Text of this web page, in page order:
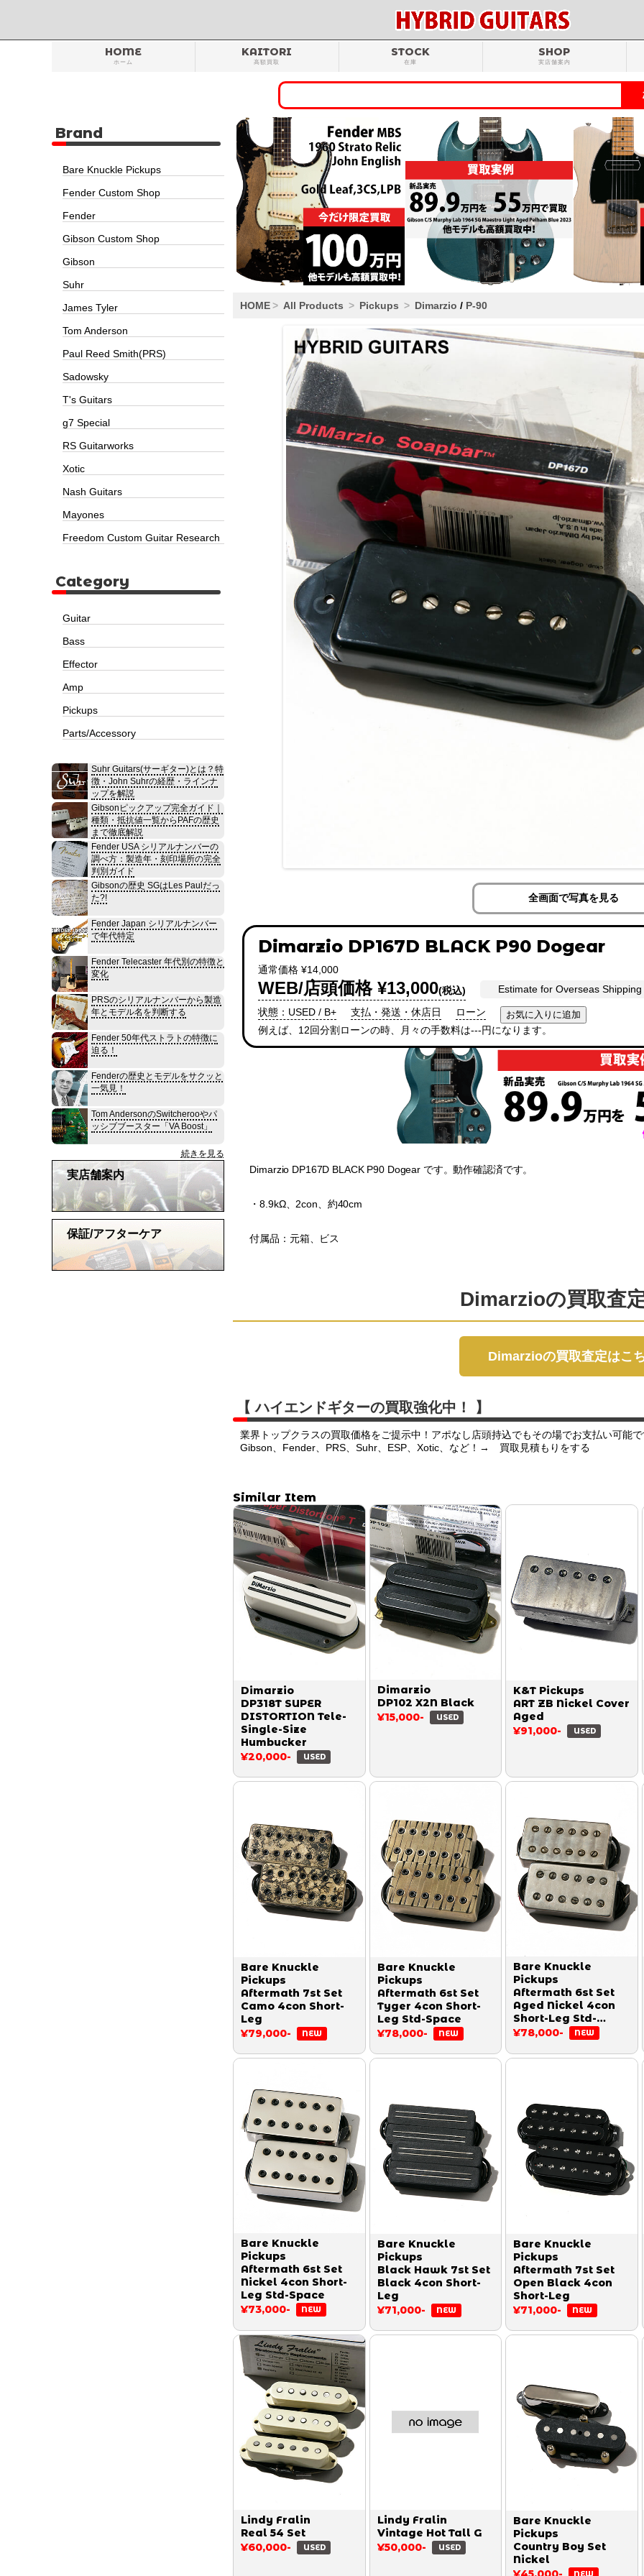
HOME
ホーム
KAITORI
高額買取
STOCK
在庫
SHOP
実店舗案内
HOME All Products Pickups Dimarzio / P-90
全画面で写真を見る
Dimarzio DP167D BLACK P90 Dogear
通常価格 ¥14,000
WEB/店頭価格 ¥13,000(税込)
Estimate for Overseas Shipping
状態：USED / B+
支払・発送・休店日
ローン
例えば、12回分割ローンの時、月々の手数料は---円になります。
Dimarzio DP167D BLACK P90 Dogear です。動作確認済です。
・8.9kΩ、2con、約40cm
付属品：元箱、ビス
Dimarzioの買取査
Dimarzioの買取査定はこ
【 ハイエンドギターの買取強化中！ 】
業界トップクラスの買取価格をご提示中！アポなし店頭持込でもその場でお支払い可能
Gibson、Fender、PRS、Suhr、ESP、Xotic、など！→ 買取見積もりをする
Similar Item
Dimarzio
DP318T SUPER
DISTORTION Tele-
Single-Size
Humbucker
¥20,000-
USED
Dimarzio
DP102 X2N Black
¥15,000-
USED
K&T Pickups
ART ZB Nickel Cover
Aged
¥91,000-
USED
Bare Knuckle
Pickups
Aftermath 7st Set
Camo 4con Short-
Leg
¥79,000-
NEW
Bare Knuckle
Pickups
Aftermath 6st Set
Tyger 4con Short-
Leg Std-Space
¥78,000-
NEW
Bare Knuckle
Pickups
Aftermath 6st Set
Aged Nickel 4con
Short-Leg Std-
Space
¥78,000- NEW
Bare Knuckle
Pickups
Aftermath 6st Set
Nickel 4con Short-
Leg Std-Space
¥73,000-
NEW
Bare Knuckle
Pickups
Black Hawk 7st Set
Black 4con Short-
Leg
¥71,000-
NEW
Bare Knuckle
Pickups
Aftermath 7st Set
Open Black 4con
Short-Leg
¥71,000-
NEW
Lindy Fralin
Real 54 Set
¥60,000-
USED
Lindy Fralin
Vintage Hot Tall G
¥50,000-
USED
Bare Knuckle
Pickups
Country Boy Set
Nickel
NEW
Brand
Bare Knuckle Pickups
Fender Custom Shop
Fender
Gibson Custom Shop
Gibson
Suhr
James Tyler
Tom Anderson
Paul Reed Smith(PRS)
Sadowsky
T's Guitars
g7 Special
RS Guitarworks
Xotic
Nash Guitars
Mayones
Freedom Custom Guitar Research
Category
Guitar
Bass
Effector
Amp
Pickups
Parts/Accessory
Suhr Guitars(サーギター)とは？特
徴・John Suhrの経歴・ラインナ
ップを解説
Gibsonピックアップ完全ガイド｜
種類・抵抗値一覧からPAFの歴史
まで徹底解説
Fender USA シリアルナンバーの
調べ方：製造年・刻印場所の完全
判別ガイド
Gibsonの歴史 SGはLes Paulだっ
た?!
Fender Japan シリアルナンバー
で年代特定
Fender Telecaster 年代別の特徴と
変化
PRSのシリアルナンバーから製造
年とモデル名を判断する
Fender 50年代ストラトの特徴に
迫る！
Fenderの歴史とモデルをサクッと
一気見！
Tom AndersonのSwitcherooやパ
ッシブブースター「VA Boost」
続きを見る
実店舗案内
保証/アフターケア